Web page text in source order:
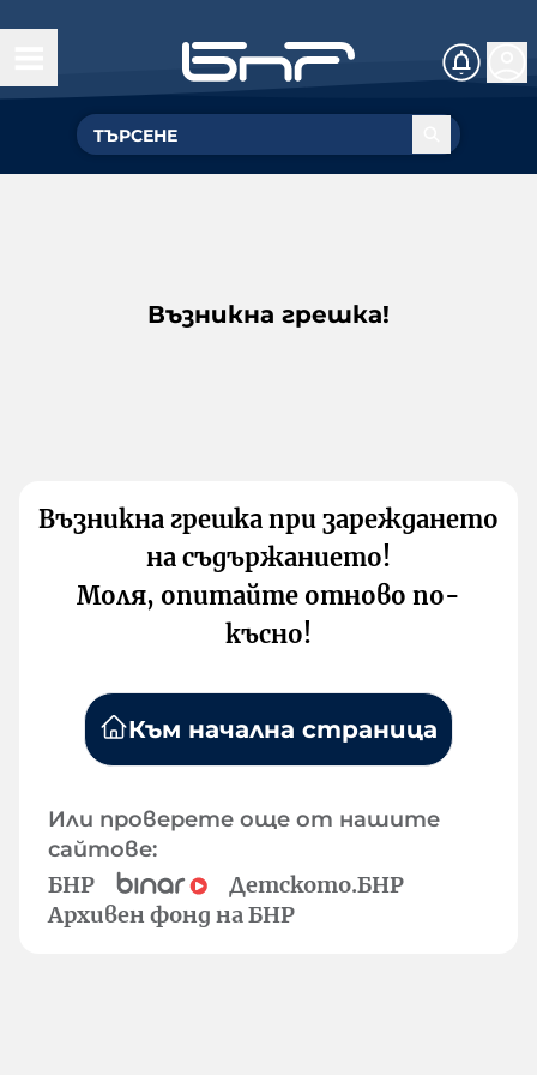
Възникна грешка!
Възникна грешка при зареждането
на съдържанието!
Моля, опитайте отново по-
късно!
Към начална страница
Или проверете още от нашите
сайтове:
БНР
Детското.БНР
Архивен фонд на БНР